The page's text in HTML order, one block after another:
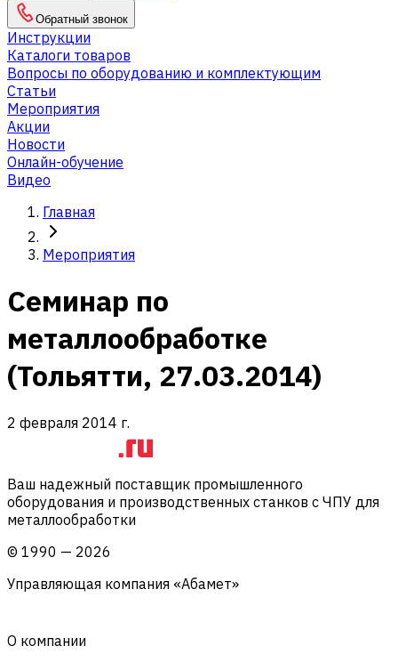
Обратный звонок
Инструкции
Каталоги товаров
Вопросы по оборудованию и комплектующим
Статьи
Мероприятия
Акции
Новости
Онлайн-обучение
Видео
Главная
Мероприятия
Семинар по
металлообработке
(Тольятти, 27.03.2014)
2 февраля 2014 г.
Ваш надежный поставщик промышленного
оборудования и производственных станков с ЧПУ для
металлообработки
© 1990 — 2026
Управляющая компания «Абамет»
О компании